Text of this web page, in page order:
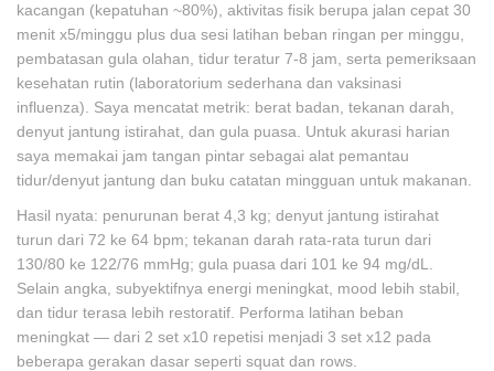
kacangan (kepatuhan ~80%), aktivitas fisik berupa jalan cepat 30
menit x5/minggu plus dua sesi latihan beban ringan per minggu,
pembatasan gula olahan, tidur teratur 7-8 jam, serta pemeriksaan
kesehatan rutin (laboratorium sederhana dan vaksinasi
influenza). Saya mencatat metrik: berat badan, tekanan darah,
denyut jantung istirahat, dan gula puasa. Untuk akurasi harian
saya memakai jam tangan pintar sebagai alat pemantau
tidur/denyut jantung dan buku catatan mingguan untuk makanan.
Hasil nyata: penurunan berat 4,3 kg; denyut jantung istirahat
turun dari 72 ke 64 bpm; tekanan darah rata-rata turun dari
130/80 ke 122/76 mmHg; gula puasa dari 101 ke 94 mg/dL.
Selain angka, subyektifnya energi meningkat, mood lebih stabil,
dan tidur terasa lebih restoratif. Performa latihan beban
meningkat — dari 2 set x10 repetisi menjadi 3 set x12 pada
beberapa gerakan dasar seperti squat dan rows.